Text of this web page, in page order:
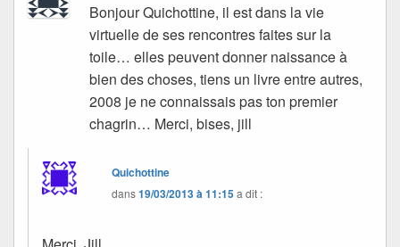
Bonjour Quichottine, il est dans la vie
virtuelle de ses rencontres faites sur la
toile… elles peuvent donner naissance à
bien des choses, tiens un livre entre autres,
2008 je ne connaissais pas ton premier
chagrin… Merci, bises, jill
Quichottine
dans19/03/2013 à 11:15a dit :